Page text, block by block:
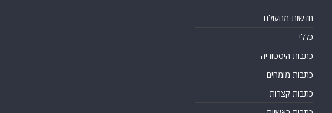
חדשות מהעולם
כללי
כתבות היסטוריה
כתבות מומחים
כתבות קצרות